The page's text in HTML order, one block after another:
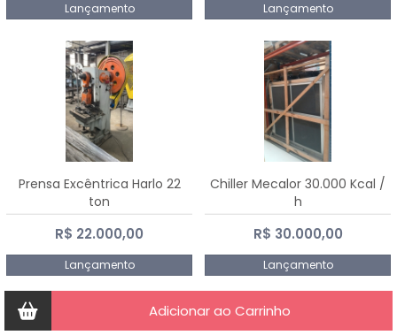
Lançamento Lançamento
Prensa Excêntrica Harlo 22
ton
R$ 22.000,00
Lançamento
Chiller Mecalor 30.000 Kcal /
h
R$ 30.000,00
Lançamento
Adicionar ao Carrinho